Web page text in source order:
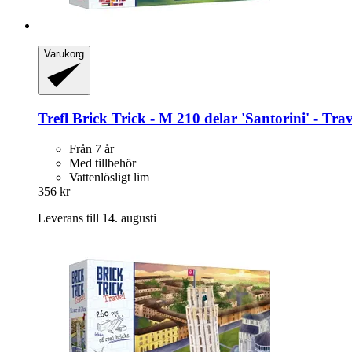
Varukorg
Trefl Brick Trick -​ M 210 delar 'Santorini' -​
Från 7 år
Med tillbehör
Vattenlösligt lim
356 kr
Leverans till 14. augusti